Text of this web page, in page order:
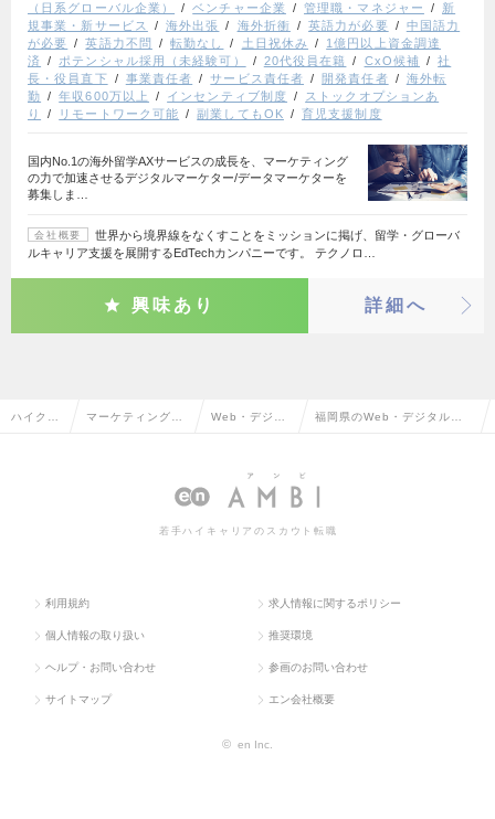
（日系グローバル企業）
ベンチャー企業 管理職・マネジャー
新
規事業・新サービス
海外出張 海外折衝 英語力が必要
中国語力
が必要
英語力不問 転勤なし 土日祝休み
1億円以上資金調達
済
ポテンシャル採用（未経験可） 20代役員在籍 CxO候補
社
長・役員直下
事業責任者 サービス責任者 開発責任者
海外転
勤
年収600万以上 インセンティブ制度
ストックオプションあ
り
リモートワーク可能 副業してもOK 育児支援制度
国内No.1の海外留学AXサービスの成長を、マーケティング
の力で加速させるデジタルマーケター/データマーケターを
募集しま…
会社概要
世界から境界線をなくすことをミッションに掲げ、留学・グローバ
ルキャリア支援を展開するEdTechカンパニーです。 テクノロ…
興味あり 詳細へ
ハイクラ マーケティング・ Web・デジタ
ング
福岡県のWeb・デジタルマ
報一覧
若手ハイキャリアのスカウト転職
利用規約 求人情報に関するポリシー
個人情報の取り扱い 推奨環境
ヘルプ・お問い合わせ 参画のお問い合わせ
サイトマップ エン会社概要
© en Inc.